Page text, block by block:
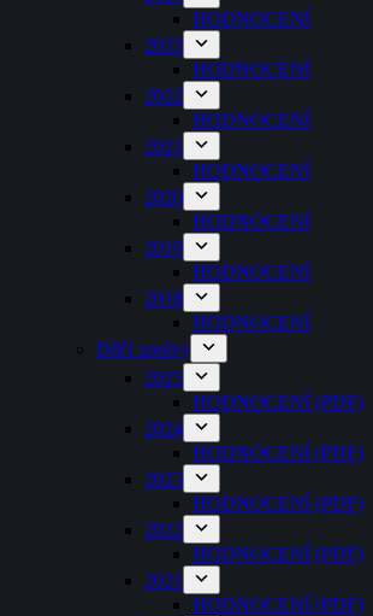
HODNOCENÍ
2023
HODNOCENÍ
2022
HODNOCENÍ
2021
HODNOCENÍ
2020
HODNOCENÍ
2019
HODNOCENÍ
2018
HODNOCENÍ
Dílčí zprávy
2025
HODNOCENÍ (PDF)
2024
HODNOCENÍ (PDF)
2023
HODNOCENÍ (PDF)
2022
HODNOCENÍ (PDF)
2021
HODNOCENÍ (PDF)